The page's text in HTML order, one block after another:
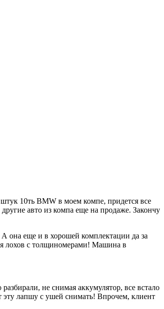
10ть BMW в моем компе, придется все
авто из компа еще на продаже. Закончу
она еще и в хорошей комплектации да за
лохов с толщиномерами! Машина в
не снимая аккумулятор, все встало
эту лапшу с ушей снимать! Впрочем, клиент